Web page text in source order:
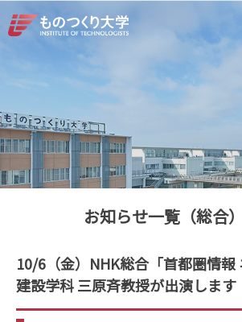
お知らせ一覧（総合
10/6（金）NHK総合「首都圏情報
建設学科 三原斉教授が出演します